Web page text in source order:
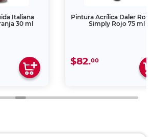
Italiana
30 ml
Pintura Acrílica Daler
Simply Rojo 75 ml
$82.00